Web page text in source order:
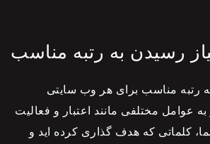
رسیدن به رتبه مناسب
رتبه مناسب برای هر وب سایتی
عوامل مختلفی مانند اعتبار و فعالیت
کلماتی که هدف گذاری کرده اید و